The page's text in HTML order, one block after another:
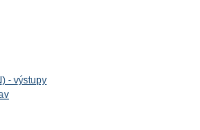
- výstupy